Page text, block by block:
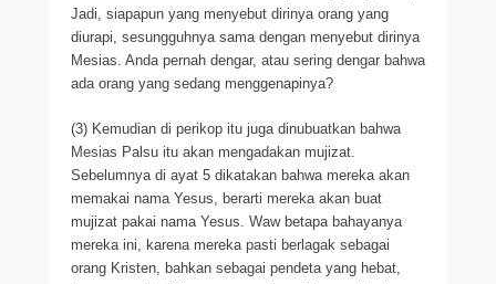
Jadi, siapapun yang menyebut dirinya orang yang
diurapi, sesungguhnya sama dengan menyebut dirinya
Mesias. Anda pernah dengar, atau sering dengar bahwa
ada orang yang sedang menggenapinya?
(3) Kemudian di perikop itu juga dinubuatkan bahwa
Mesias Palsu itu akan mengadakan mujizat.
Sebelumnya di ayat 5 dikatakan bahwa mereka akan
memakai nama Yesus, berarti mereka akan buat
mujizat pakai nama Yesus. Waw betapa bahayanya
mereka ini, karena mereka pasti berlagak sebagai
orang Kristen, bahkan sebagai pendeta yang hebat,